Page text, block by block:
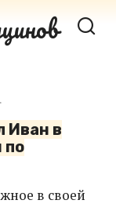
Иван в
по
в своей